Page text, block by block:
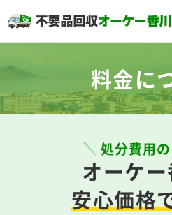
料金に
処分費用
オーケ
安心価格